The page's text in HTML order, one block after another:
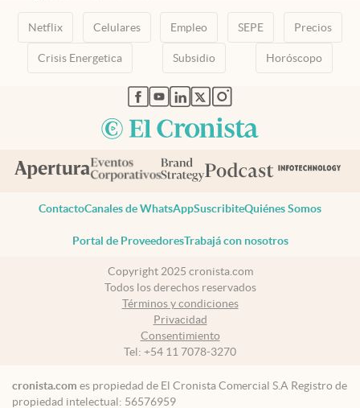
Netflix Celulares Empleo SEPE Precios
Crisis Energetica Subsidio Horóscopo
abre en nueva pestaña
abre en nueva pestaña
abre en nueva pestaña
abre en nueva pestaña
abre en nueva pestaña
ContactoCanales de WhatsAppSuscribiteQuiénes Somos
Portal de ProveedoresTrabajá con nosotros
Copyright 2025 cronista.com
Todos los derechos reservados
Términos y condiciones
Privacidad
Consentimiento
Tel: +54 11 7078-3270
cronista.com es propiedad de El Cronista Comercial S.A Registro de
propiedad intelectual: 56576959